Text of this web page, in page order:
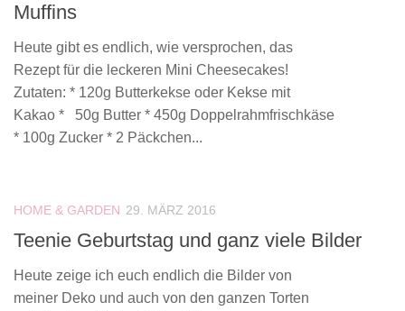
Muffins
Heute gibt es endlich, wie versprochen, das
Rezept für die leckeren Mini Cheesecakes!
Zutaten: * 120g Butterkekse oder Kekse mit
Kakao * 50g Butter * 450g Doppelrahmfrischkäse
* 100g Zucker * 2 Päckchen...
HOME & GARDEN 29. MÄRZ 2016
Teenie Geburtstag und ganz viele Bilder
Heute zeige ich euch endlich die Bilder von
meiner Deko und auch von den ganzen Torten